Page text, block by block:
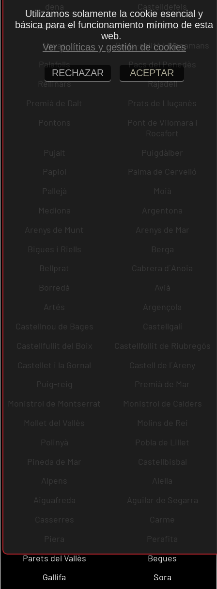
dena
Castelldefels
Castellcir
Cardona
Navas
Palau-solità i Plegamans
Palafolls
Pacs del Penedès
Rellinars
Rajadell
Premià de Dalt
Prats de Lluçanès
Pontons
Pont de Vilomara i
Rocafort
Pujalt
Puigdàlber
Papiol
Palma de Cervelló
Pallejà
Moià
Mediona
Argentona
Arenys de Munt
Arenys de Mar
Bigues i Riells
Berga
Bellprat
Cabrera d´Anoia
Borredà
Avià
Artés
Argençola
Castellnou de Bages
Castellgalí
Castellfullit del Boix
Castellfollit de Riubregós
Castellet i la Gornal
Castell de l´Areny
Puig-reig
Premià de Mar
Monistrol de Montserrat
Monistrol de Calders
Mollet del Vallès
Molins de Rei
Polinyà
Pobla de Lillet
Pineda de Mar
Castellbisbal
Alpens
Alella
Aiguafreda
Aguilar de Segarra
Casserres
Carme
Piera
Perafita
Parets del Vallès
Begues
Gallifa
Sora
Utilizamos solamente la cookie esencial y
básica para el funcionamiento mínimo de esta
web.
Ver políticas y gestión de cookies
RECHAZAR ACEPTAR